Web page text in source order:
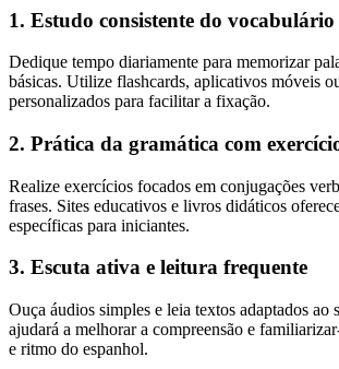
1. Estudo consistente do vocabulário
Dedique tempo diariamente para memorizar
básicas. Utilize flashcards, aplicativos móveis
personalizados para facilitar a fixação.
2. Prática da gramática com
Realize exercícios focados em conjugações
frases. Sites educativos e livros didáticos
específicas para iniciantes.
3. Escuta ativa e leitura frequente
Ouça áudios simples e leia textos adaptados ao
ajudará a melhorar a compreensão e
e ritmo do espanhol.